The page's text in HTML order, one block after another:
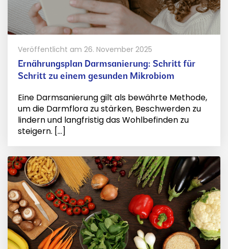
Veröffentlicht am 26. November 2025
Ernährungsplan Darmsanierung: Schritt für
Schritt zu einem gesunden Mikrobiom
Eine Darmsanierung gilt als bewährte Methode,
um die Darmflora zu stärken, Beschwerden zu
lindern und langfristig das Wohlbefinden zu
steigern. [...]